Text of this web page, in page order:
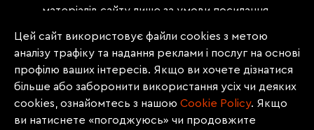
матеріалів сайту лише за умови посилання
«Судовий репортер» не нижче третього
абзацу. Матеріали, щодо яких міститься
заборона на повну републікацію
(передрук, копіювання, відтворення або
інше використання), заборонено
Цей сайт використовує файли cookies з метою
аналізу трафіку та надання реклами і послуг на основі
профілю ваших інтересів. Якщо ви хочете дізнатися
більше або заборонити використання усіх чи деяких
cookies, ознайомтесь з нашою Сookie Policy. Якщо
ви натиснете «погоджуюсь» чи продовжите